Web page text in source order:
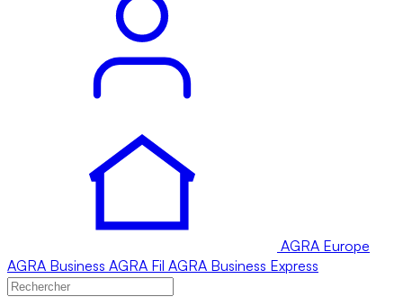
AGRA Europe
AGRA Business AGRA Fil AGRA Business Express